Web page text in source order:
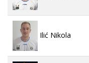
Ilić Nikola